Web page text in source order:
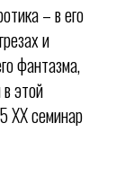
– в его
и
фантазма,
этой
XX семинар